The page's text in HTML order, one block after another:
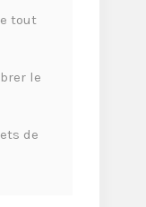
tout
le
de